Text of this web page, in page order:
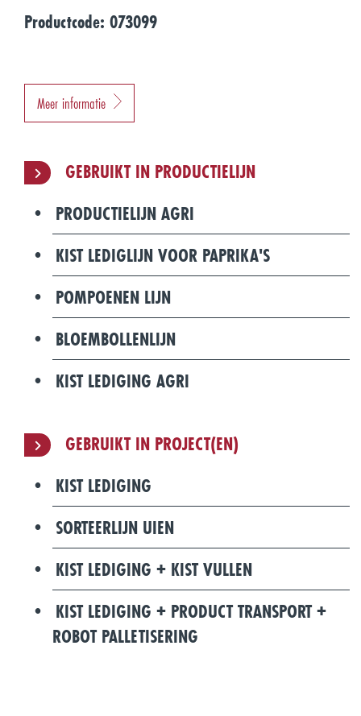
Productcode: 073099
Meer informatie
GEBRUIKT IN PRODUCTIELIJN
PRODUCTIELIJN AGRI
KIST LEDIGLIJN VOOR PAPRIKA'S
POMPOENEN LIJN
BLOEMBOLLENLIJN
KIST LEDIGING AGRI
GEBRUIKT IN PROJECT(EN)
KIST LEDIGING
SORTEERLIJN UIEN
KIST LEDIGING + KIST VULLEN
KIST LEDIGING + PRODUCT TRANSPORT +
ROBOT PALLETISERING